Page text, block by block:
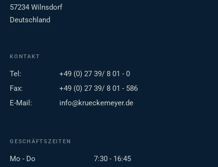
57234 Wilnsdorf
Deutschland
KONTAKT
Tel:
+49 (0) 27 39/ 8 01 - 0
Fax:
+49 (0) 27 39/ 8 01 - 586
E-Mail:
info@krueckemeyer.de
GESCHÄFTSZEITEN
Mo - Do
7:30 - 16:45